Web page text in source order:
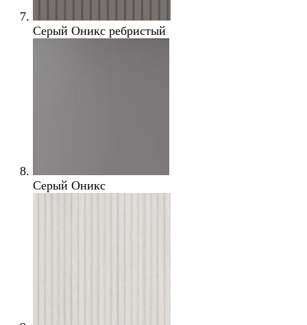
Серый Оникс ребристый
Серый Оникс